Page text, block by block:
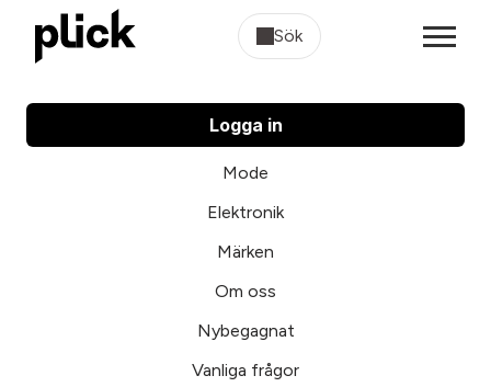
Sök
Logga in
Mode
Elektronik
Märken
Om oss
Nybegagnat
Vanliga frågor